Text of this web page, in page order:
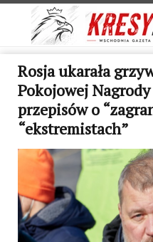
Rosja ukarała
Pokojowej
przepisów o
“ekstremistach”